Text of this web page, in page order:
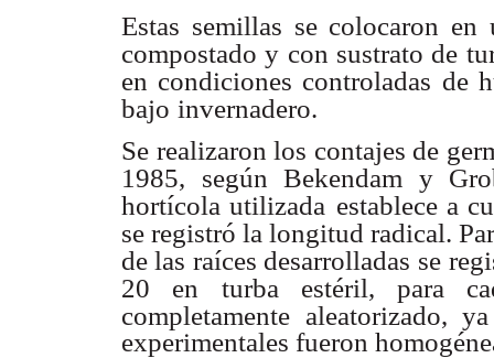
Estas semillas se colocaron
compostado y con sustrato de
en condiciones controladas de
bajo invernadero.
Se realizaron los contajes de
1985, según Bekendam y
hortícola utilizada establece a
se registró la longitud radical.
de las raíces desarrolladas se
20 en
turba estéril, para
completamente aleatorizado,
experimentales fueron